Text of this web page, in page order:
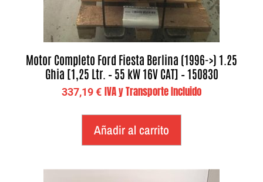
Motor Completo Ford Fiesta Berlina (1996->) 1.25
Ghia [1,25 Ltr. – 55 kW 16V CAT] – 150830
337,19€ IVA y Transporte Incluido
Añadir al carrito